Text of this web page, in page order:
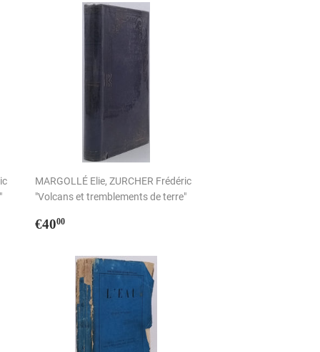
MARGOLLÉ Elie, ZURCHER Frédéric
"Volcans et tremblements de terre"
Prix
€4000€40,00